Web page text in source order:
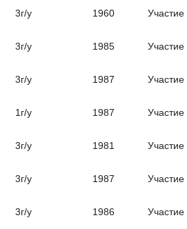
3г/у 1960 Участие
3г/у 1985 Участие
3г/у 1987 Участие
1г/у 1987 Участие
3г/у 1981 Участие
3г/у 1987 Участие
3г/у 1986 Участие